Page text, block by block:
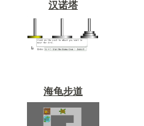
汉诺塔
海龟步道